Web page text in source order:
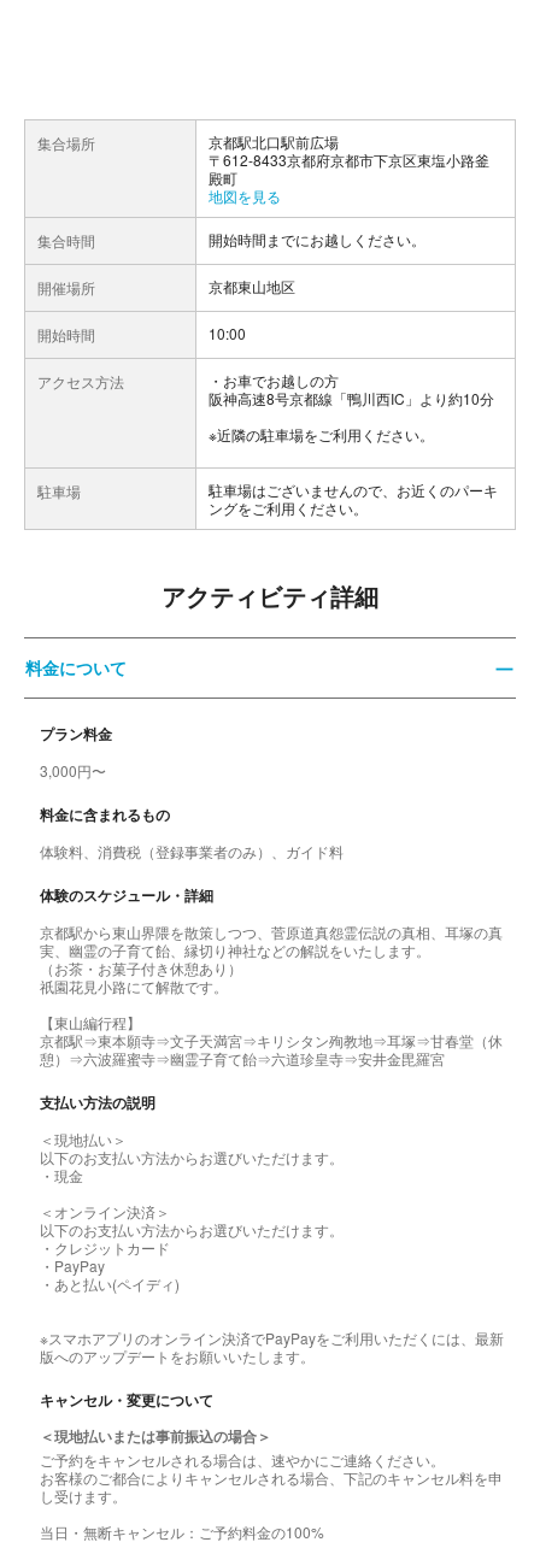
集合場所
京都駅北口駅前広場
〒612-8433京都府京都市下京区東塩小路釜
殿町
地図を見る
集合時間 開始時間までにお越しください。
開催場所 京都東山地区
開始時間 10:00
アクセス方法
お車でお越しの方
阪神高速8号京都線「鴨川西IC」より約10分
※近隣の駐車場をご利用ください。
駐車場
駐車場はございませんので、お近くのパーキ
ングをご利用ください。
アクティビティ詳細
料金について
プラン料金
3,000円〜
料金に含まれるもの
体験料、消費税（登録事業者のみ）、ガイド料
体験のスケジュール・詳細
京都駅から東山界隈を散策しつつ、菅原道真怨霊伝説の真相、耳塚の真
実、幽霊の子育て飴、縁切り神社などの解説をいたします。
（お茶・お菓子付き休憩あり）
祇園花見小路にて解散です。
【東山編行程】
京都駅⇒東本願寺⇒文子天満宮⇒キリシタン殉教地⇒耳塚⇒甘春堂（休
憩）⇒六波羅蜜寺⇒幽霊子育て飴⇒六道珍皇寺⇒安井金毘羅宮
支払い方法の説明
＜現地払い＞
以下のお支払い方法からお選びいただけます。
・現金
＜オンライン決済＞
以下のお支払い方法からお選びいただけます。
・クレジットカード
・PayPay
・あと払い(ペイディ)
※スマホアプリのオンライン決済でPayPayをご利用いただくには、最新
版へのアップデートをお願いいたします。
キャンセル・変更について
＜現地払いまたは事前振込の場合＞
ご予約をキャンセルされる場合は、速やかにご連絡ください。
お客様のご都合によりキャンセルされる場合、下記のキャンセル料を申
し受けます。
当日・無断キャンセル：ご予約料金の100%